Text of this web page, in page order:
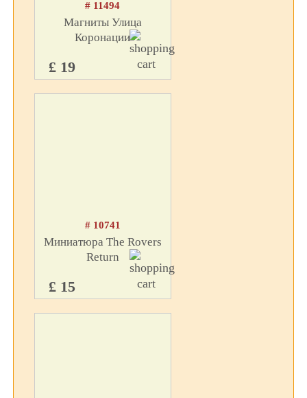
# 11494
Магниты Улица
Коронации
£ 19
# 10741
Миниатюра The Rovers
Return
£ 15